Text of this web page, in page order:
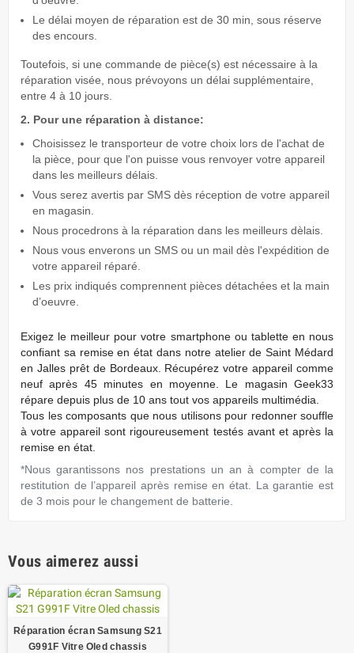
Le délai moyen de réparation est de 30 min, sous réserve
des encours.
Toutefois, si une commande de pièce(s) est nécessaire à la
réparation visée, nous prévoyons un délai supplémentaire,
entre 4 à 10 jours.
2. Pour une réparation à distance:
Choisissez le transporteur de votre choix lors de l'achat de
la pièce, pour que l'on puisse vous renvoyer votre appareil
dans les meilleurs délais.
Vous serez avertis par SMS dès réception de votre appareil
en magasin.
Nous procedrons à la réparation dans les meilleurs dèlais.
Nous vous enverons un SMS ou un mail dès l'expédition de
votre appareil réparé.
Les prix indiqués comprennent pièces détachées et la main
d’oeuvre.
Exigez le meilleur pour votre smartphone ou tablette en nous
conﬁant sa remise en état dans notre atelier de Saint Médard
en Jalles prêt de Bordeaux. Récupérez votre appareil comme
neuf après 45 minutes en moyenne. Le magasin Geek33
répare depuis plus de 10 ans tout vos appareils multimédia.
Tous les composants que nous utilisons pour redonner souffle
à votre appareil sont rigoureusement testés avant et après la
remise en état.
*Nous garantissons nos prestations un an à compter de la
restitution de l’appareil après remise en état. La garantie est
de 3 mois pour le changement de batterie.
Vous aimerez aussi
Réparation écran Samsung S21
G991F Vitre Oled chassis